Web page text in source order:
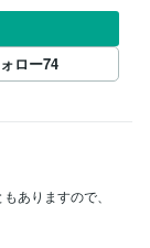
ロー74
ありますので、